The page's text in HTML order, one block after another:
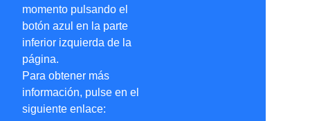
momento pulsando el
botón azul en la parte
inferior izquierda de la
página.
Para obtener más
información, pulse en el
siguiente enlace: